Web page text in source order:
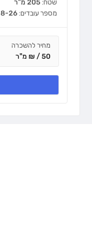
שטח:205 מ"ר
מספר עובדים:8-26
מחיר להשכרה
50 / ₪ מ"ר